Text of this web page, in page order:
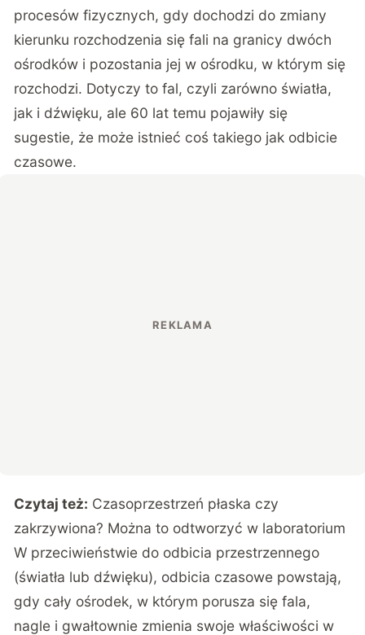
procesów fizycznych, gdy dochodzi do zmiany
kierunku rozchodzenia się fali na granicy dwóch
ośrodków i pozostania jej w ośrodku, w którym się
rozchodzi. Dotyczy to fal, czyli zarówno światła,
jak i dźwięku, ale 60 lat temu pojawiły się
sugestie, że może istnieć coś takiego jak odbicie
czasowe.
Czytaj też: Czasoprzestrzeń płaska czy
zakrzywiona? Można to odtworzyć w laboratorium
W przeciwieństwie do odbicia przestrzennego
(światła lub dźwięku), odbicia czasowe powstają,
gdy cały ośrodek, w którym porusza się fala,
nagle i gwałtownie zmienia swoje właściwości w